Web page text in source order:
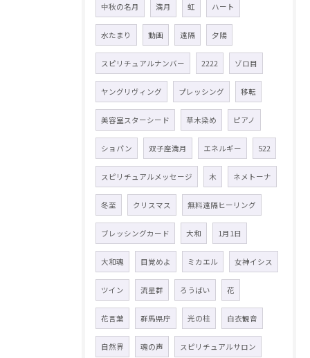
中秋の名月 満月 虹 ハート
水たまり 動画 遠隔 夕陽
スピリチュアルナンバー 2222 ゾロ目
ヤングリヴィング プレッシング 移転
美容室スターシード 草木染め ピアノ
ショパン 双子座満月 エネルギー 522
スピリチュアルメッセージ 木 ネメトーナ
冬至 クリスマス 無料遠隔ヒーリング
ブレッシングカード 大和 1月1日
大和魂 目覚めよ ミカエル 女神イシス
ツイン 流星群 ろうばい 花
花言葉 群馬県庁 光の柱 白衣観音
自然界 魂の声 スピリチュアルサロン